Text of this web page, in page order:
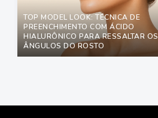
TOP MODEL LOOK: TÉCNICA DE
PREENCHIMENTO COM ÁCIDO
HIALURÔNICO PARA RESSALTAR OS
ÂNGULOS DO ROSTO